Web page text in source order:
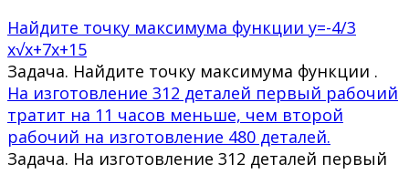
Найдите точку максимума функции y=-4/3
x√x+7x+15
Задача. Найдите точку максимума функции .
На изготовление 312 деталей первый рабочий
тратит на 11 часов меньше, чем второй
рабочий на изготовление 480 деталей.
Задача. На изготовление 312 деталей первый